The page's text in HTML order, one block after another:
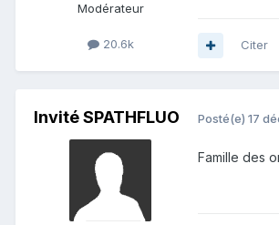
Modérateur
20.6k Citer
Invité SPATHFLUO Posté(e) 17
Famille des